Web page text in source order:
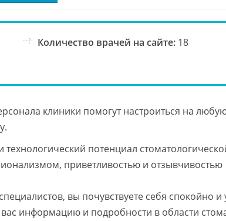
Количество врачей на сайте: 18
клиники помогут настроиться на
потенциал
приветливостью и отзывчивостью
вы почувствуете себя спокойно и
информацию и подробности в области